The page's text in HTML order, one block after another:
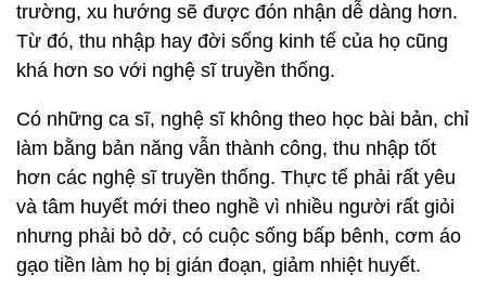
trường, xu hướng sẽ được đón nhận dễ dàng hơn.
Từ đó, thu nhập hay đời sống kinh tế của họ cũng
khá hơn so với nghệ sĩ truyền thống.
Có những ca sĩ, nghệ sĩ không theo học bài bản, chỉ
làm bằng bản năng vẫn thành công, thu nhập tốt
hơn các nghệ sĩ truyền thống. Thực tế phải rất yêu
và tâm huyết mới theo nghề vì nhiều người rất giỏi
nhưng phải bỏ dở, có cuộc sống bấp bênh, cơm áo
gạo tiền làm họ bị gián đoạn, giảm nhiệt huyết.